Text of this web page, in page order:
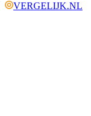
VERGELIJK.NL